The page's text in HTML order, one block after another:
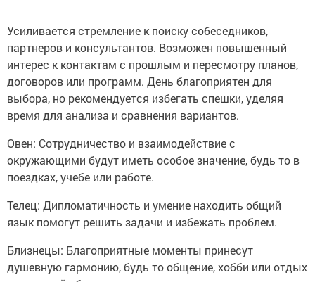
Усиливается стремление к поиску собеседников,
партнеров и консультантов. Возможен повышенный
интерес к контактам с прошлым и пересмотру планов,
договоров или программ. День благоприятен для
выбора, но рекомендуется избегать спешки, уделяя
время для анализа и сравнения вариантов.
Овен: Сотрудничество и взаимодействие с
окружающими будут иметь особое значение, будь то в
поездках, учебе или работе.
Телец: Дипломатичность и умение находить общий
язык помогут решить задачи и избежать проблем.
Близнецы: Благоприятные моменты принесут
душевную гармонию, будь то общение, хобби или отдых